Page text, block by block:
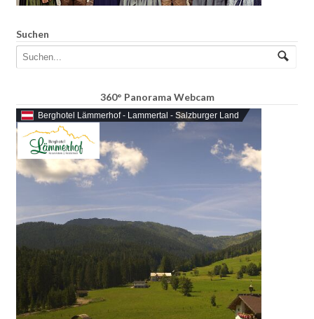
Suchen
360° Panorama Webcam
Berghotel Lämmerhof - Lammertal - Salzburger Land